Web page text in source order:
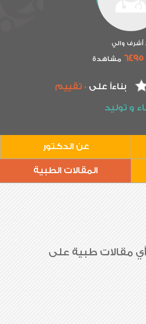
أشرف والي
6495 مشاهدة
بناءاً على0 تقييم
و توليد
عن الدكتور
المقالات الطبية
مقالات طبية على